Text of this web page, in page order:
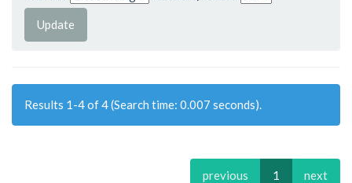
Results 1-4 of 4 (Search time: 0.007 seconds).
previous 1 next